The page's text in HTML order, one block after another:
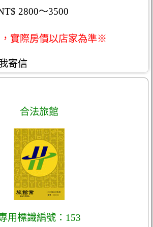
2800～3500
實際房價以店家為準※
寄信
合法旅館
用標識編號：153